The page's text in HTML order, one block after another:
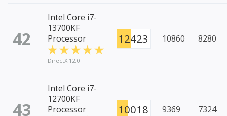
42
Intel Core i7-
13700KF
Processor
DirectX 12.0
12423 10860 8280
43
Intel Core i7-
12700KF
Processor
10018 9369 7324